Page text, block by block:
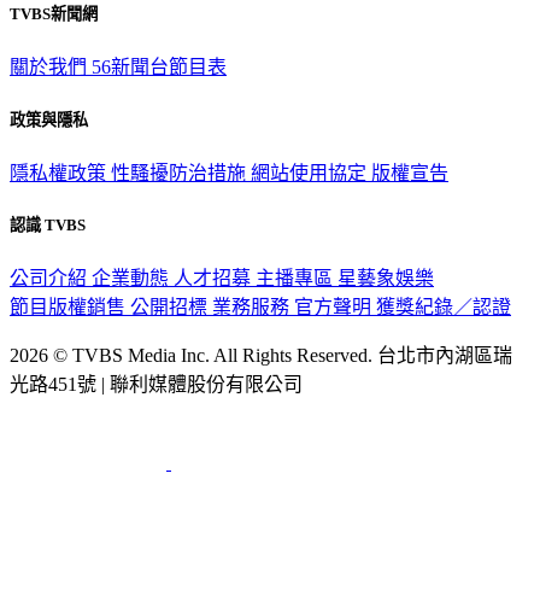
TVBS新聞網
關於我們 56新聞台節目表
政策與隱私
隱私權政策 性騷擾防治措施 網站使用協定 版權宣告
認識 TVBS
公司介紹 企業動態 人才招募 主播專區 星藝象娛樂
節目版權銷售 公開招標 業務服務 官方聲明 獲獎紀錄／認證
2026 © TVBS Media Inc. All Rights Reserved. 台北市內湖區瑞
光路451號 | 聯利媒體股份有限公司